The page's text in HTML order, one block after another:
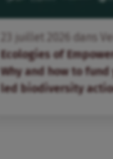
juillet dans
Ecologies of
Why and how to fund
led biodiversity